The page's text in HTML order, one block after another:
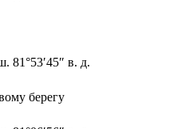
81°53′45″ в. д.
берегу